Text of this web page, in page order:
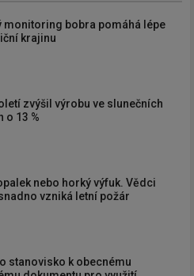
monitoring bobra pomáhá lépe
krajinu
zvýšil výrobu ve slunečních
o 13 %
nebo horký výfuk. Vědci
vzniká letní požár
stanovisko k obecnému